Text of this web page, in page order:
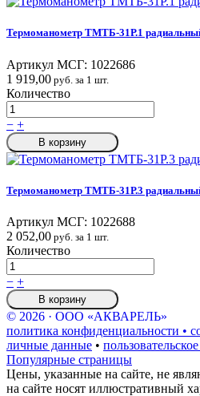
Термоманометр ТМТБ-31Р.1
Артикул МСГ: 1022686
1 919,00 руб. за 1 шт.
Количество
− +
В корзину
Термоманометр ТМТБ-31Р.3
Артикул МСГ: 1022688
2 052,00 руб. за 1 шт.
Количество
− +
В корзину
© 2026 · ООО «АКВАРЕЛЬ»
политика конфиденциальности •
личные данные •
Популярные страницы
Цены, указанные на сайте, не
на сайте носят иллюстративный